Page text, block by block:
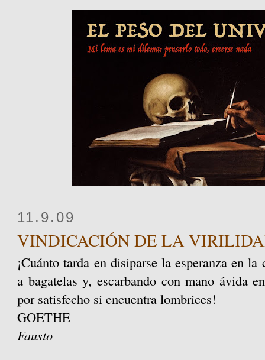
11.9.09
VINDICACIÓN DE LA
¡Cuánto tarda en disiparse la esperanza en
a bagatelas y, escarbando con mano ávida
por satisfecho si encuentra lombrices!
GOETHE
Fausto